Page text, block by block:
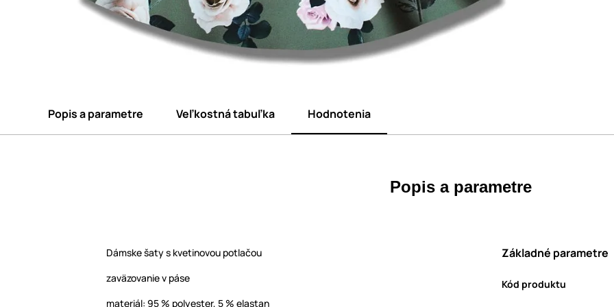
Popis a parametre Veľkostná tabuľka Hodnotenia
Popis a parametre
Dámske šaty s kvetinovou potlačou
zaväzovanie v páse
materiál: 95 % polyester, 5 % elastan
Základné parametre
Kód produktu